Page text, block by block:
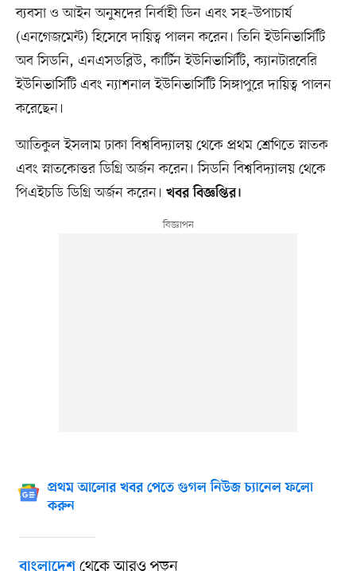
ব্যবসা ও আইন অনুষদের নির্বাহী ডিন এবং সহ–উপাচার্য
(এনগেজমেন্ট) হিসেবে দায়িত্ব পালন করেন। তিনি ইউনিভার্সিটি
অব সিডনি, এনএসডব্লিউ, কার্টিন ইউনিভার্সিটি, ক্যানটারবেরি
ইউনিভার্সিটি এবং ন্যাশনাল ইউনিভার্সিটি সিঙ্গাপুরে দায়িত্ব পালন
করেছেন।
আতিকুল ইসলাম ঢাকা বিশ্ববিদ্যালয় থেকে প্রথম শ্রেণিতে স্নাতক
এবং স্নাতকোত্তর ডিগ্রি অর্জন করেন। সিডনি বিশ্ববিদ্যালয় থেকে
পিএইচডি ডিগ্রি অর্জন করেন। খবর বিজ্ঞপ্তির।
প্রথম আলোর খবর পেতে গুগল নিউজ চ্যানেল ফলো
করুন